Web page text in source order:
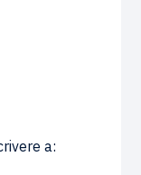
a: